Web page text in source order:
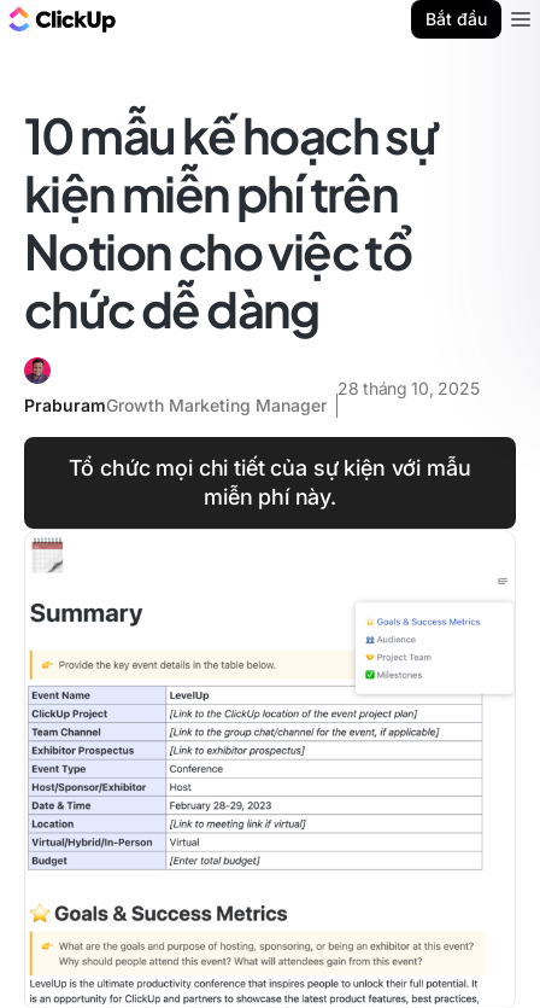
Bắt đầu
10 mẫu kế hoạch sự
kiện miễn phí trên
Notion cho việc tổ
chức dễ dàng
PraburamGrowth Marketing Manager
28 tháng 10, 2025
Tổ chức mọi chi tiết của sự kiện với mẫu
miễn phí này.